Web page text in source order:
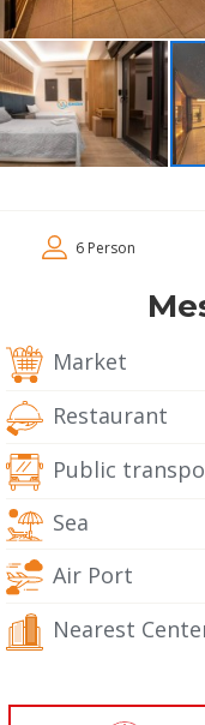
6 Person
Market
Restaurant
Public
Sea
Air Port
Nearest